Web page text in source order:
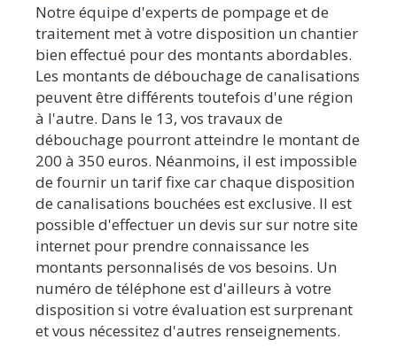
Notre équipe d'experts de pompage et de
traitement met à votre disposition un chantier
bien effectué pour des montants abordables.
Les montants de débouchage de canalisations
peuvent être différents toutefois d'une région
à l'autre. Dans le 13, vos travaux de
débouchage pourront atteindre le montant de
200 à 350 euros. Néanmoins, il est impossible
de fournir un tarif fixe car chaque disposition
de canalisations bouchées est exclusive. Il est
possible d'effectuer un devis sur sur notre site
internet pour prendre connaissance les
montants personnalisés de vos besoins. Un
numéro de téléphone est d'ailleurs à votre
disposition si votre évaluation est surprenant
et vous nécessitez d'autres renseignements.